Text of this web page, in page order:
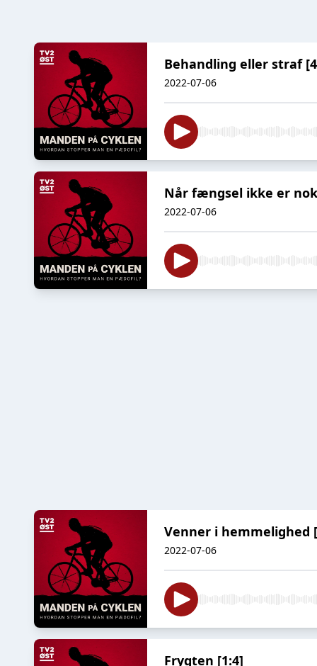
Behandling eller straf
2022-07-06
Når fængsel ikke er
2022-07-06
Venner i hemmelighed
2022-07-06
Frygten [1:4]